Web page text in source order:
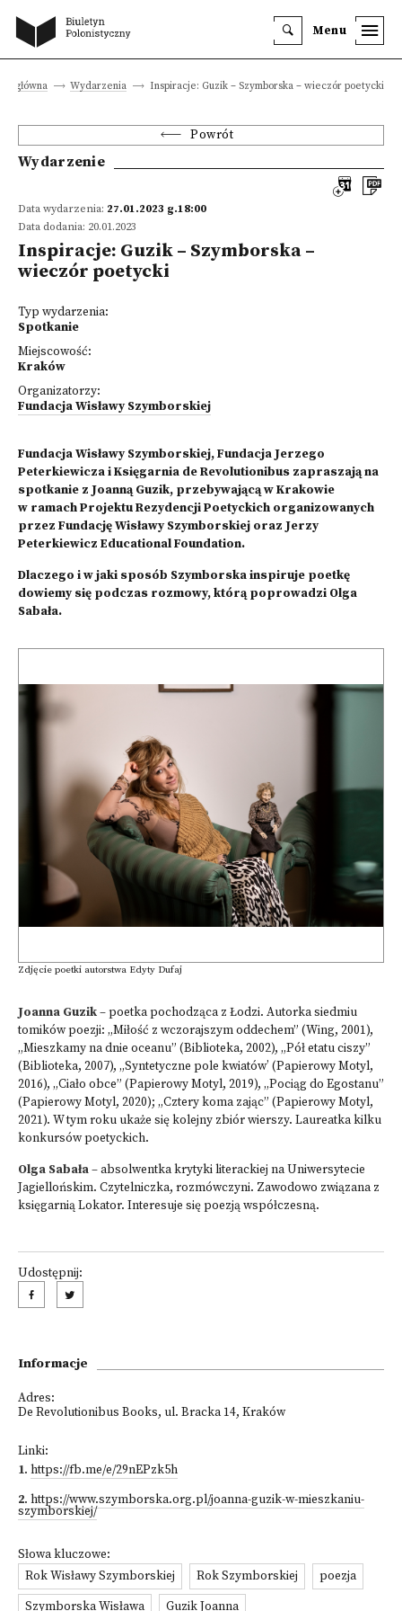
Menu
główna Wydarzenia Inspiracje: Guzik – Szymborska – wieczór poetycki
Powrót
Wydarzenie
Data wydarzenia: 27.01.2023 g.18:00
Data dodania: 20.01.2023
Inspiracje: Guzik – Szymborska –
wieczór poetycki
Typ wydarzenia:
Spotkanie
Miejscowość:
Kraków
Organizatorzy:
Fundacja Wisławy Szymborskiej
Fundacja Wisławy Szymborskiej, Fundacja Jerzego
Peterkiewicza i Księgarnia de Revolutionibus zapraszają na
spotkanie z Joanną Guzik, przebywającą w Krakowie
w ramach Projektu Rezydencji Poetyckich organizowanych
przez Fundację Wisławy Szymborskiej oraz Jerzy
Peterkiewicz Educational Foundation.
Dlaczego i w jaki sposób Szymborska inspiruje poetkę
dowiemy się podczas rozmowy, którą poprowadzi Olga
Sabała.
Zdjęcie poetki autorstwa Edyty Dufaj
Joanna Guzik– poetka pochodząca z Łodzi. Autorka siedmiu
tomików poezji: „Miłość z wczorajszym oddechem” (Wing, 2001),
„Mieszkamy na dnie oceanu” (Biblioteka, 2002), „Pół etatu ciszy”
(Biblioteka, 2007), „Syntetyczne pole kwiatów’ (Papierowy Motyl,
2016), „Ciało obce” (Papierowy Motyl, 2019), „Pociąg do Egostanu”
(Papierowy Motyl, 2020); „Cztery koma zając” (Papierowy Motyl,
2021). W tym roku ukaże się kolejny zbiór wierszy. Laureatka kilku
konkursów poetyckich.
Olga Sabała– absolwentka krytyki literackiej na Uniwersytecie
Jagiellońskim. Czytelniczka, rozmówczyni. Zawodowo związana z
księgarnią Lokator. Interesuje się poezją współczesną.
Udostępnij:
Informacje
Adres:
De Revolutionibus Books, ul. Bracka 14, Kraków
Linki:
1. https://fb.me/e/29nEPzk5h
2. https://www.szymborska.org.pl/joanna-guzik-w-mieszkaniu-
szymborskiej/
Słowa kluczowe:
Rok Wisławy Szymborskiej
Rok Szymborskiej
poezja
Szymborska Wisława
Guzik Joanna